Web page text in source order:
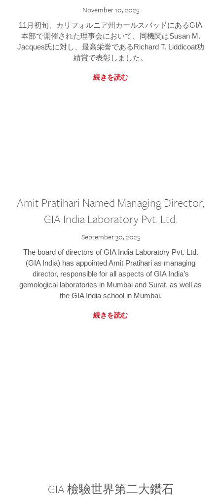
November 10, 2025
11月初旬、カリフォルニア州カールスバッドにあるGIA
本部で開催された理事会において、同機関はSusan M.
Jacques氏に対し、最高栄誉であるRichard T. Liddicoat功
績賞で表彰しました。
続きを読む
Amit Pratihari Named Managing Director,
GIA India Laboratory Pvt. Ltd.
September 30, 2025
The board of directors of GIA India Laboratory Pvt. Ltd.
(GIA India) has appointed Amit Pratihari as managing
director, responsible for all aspects of GIA India’s
gemological laboratories in Mumbai and Surat, as well as
the GIA India school in Mumbai.
続きを読む
GIA 檢驗世界第二大鑽石